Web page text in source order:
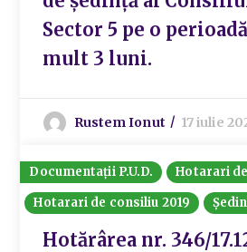
Sector 5 pe o
mult 3 luni.
Rustem Ionut 17 iulie
Documentații P.U.D.
Hotarari
Hotarari de consiliu 2019
Hotărârea nr. 346/